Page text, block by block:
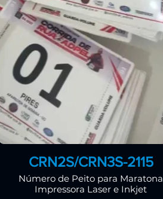
CRN2S/CRN3S-2115
Número de Peito para Maratona
Impressora Laser e Inkjet